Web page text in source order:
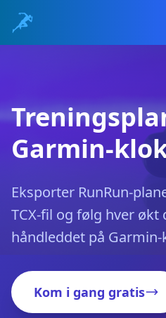
Garmin-
Eksporter RunRun-
TCX-fil og følg hver økt
håndleddet på
Kom i gang gratis